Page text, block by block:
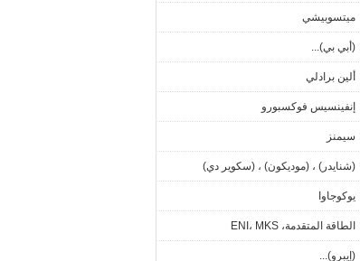
ميتسوبيشي
(أبي بي)...
ألين برادلي
إنفينسيس فوكسبورو
سيمنز
(شنايدر) ، (موديكون) ، (سكوير دي)
يوكوجاوا
الطاقة المتقدمة، ENI، MKS
(إيبرو)...